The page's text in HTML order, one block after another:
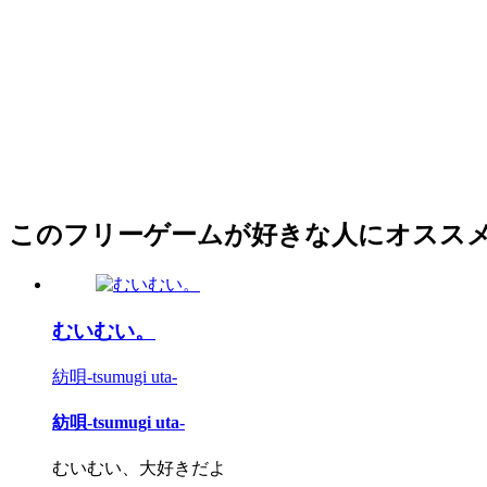
このフリーゲームが好きな人にオスス
むいむい。
紡唄-tsumugi uta-
紡唄-tsumugi uta-
むいむい、大好きだよ